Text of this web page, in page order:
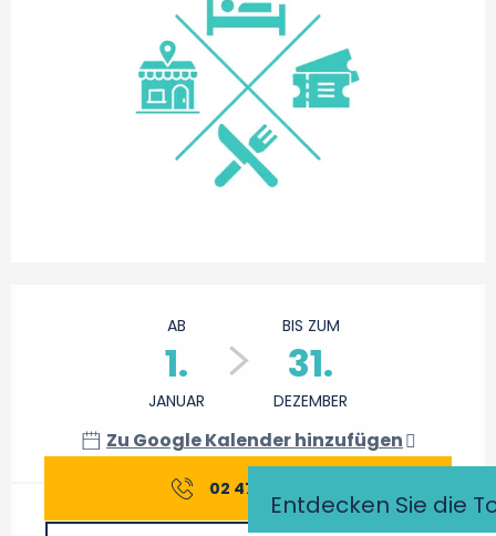
Entdecken Sie die
AB
1.
JANUAR
BIS ZUM
31.
DEZEMBER
Zu Google Kalender hinzufügen
02 47 21 65